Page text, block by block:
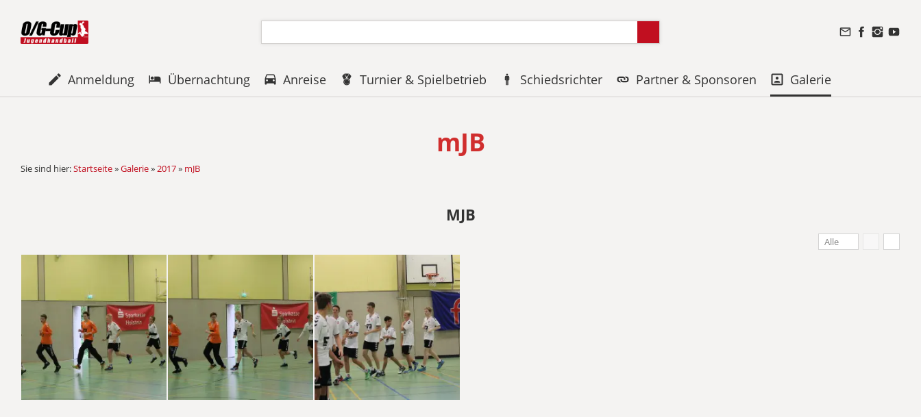
Anmeldung Übernachtung Anreise Turnier & Spielbetrieb Schiedsrichter Partner & Sponsoren Galerie
mJB
Sie sind hier:Startseite»Galerie»2017» mJB
MJB
Alle